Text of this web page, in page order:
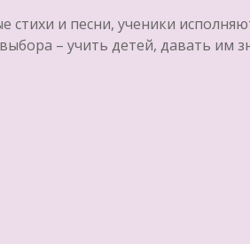
стихи и песни, ученики
– учить детей, давать им